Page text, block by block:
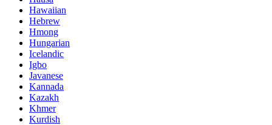
Hawaiian
Hebrew
Hmong
Hungarian
Icelandic
Igbo
Javanese
Kannada
Kazakh
Khmer
Kurdish